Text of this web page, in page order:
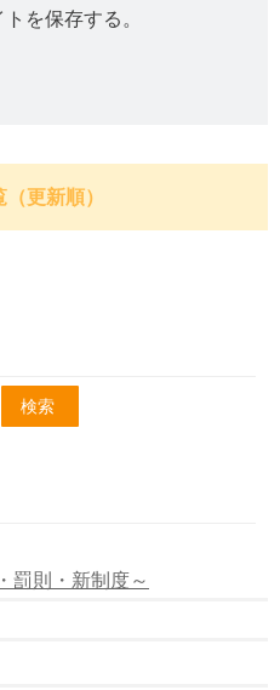
を保存する。
更新順）
イト緊急メンテナンス終了
イト緊急メンテナンス状況
イト緊急メンテナンス
りサイトのアドレスが全て
事の見直しを行います。
～
去1ヶ月分の更新データー
。
罰則・新制度～